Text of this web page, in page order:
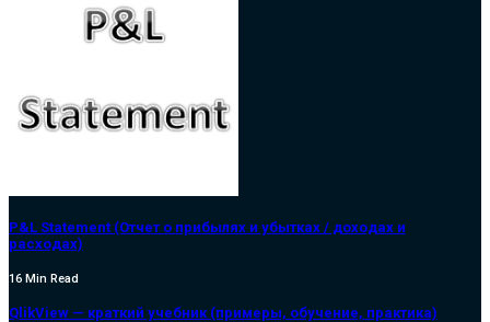
P&L Statement (Отчет о прибылях и убытках / доходах и
расходах)
16 Min Read
QlikView — краткий учебник (примеры, обучение, практика)